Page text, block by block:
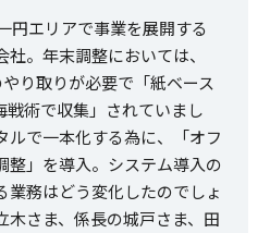
円エリアで事業を展開する
。年末調整においては、
り取りが必要で「紙ベース
戦術で収集」されていまし
ルで一本化する為に、「オフ
整」を導入。システム導入の
業務はどう変化したのでしょ
木さま、係長の城戸さま、田